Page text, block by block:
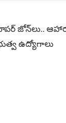
జోన్‌లు..
ఉద్యోగాలు